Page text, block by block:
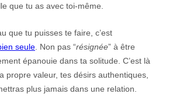
que tu as avec toi-même.
que tu puisses te faire, c’est
seule. Non pas “résignée” à être
épanouie dans ta solitude. C’est là
propre valeur, tes désirs authentiques,
plus jamais dans une relation.